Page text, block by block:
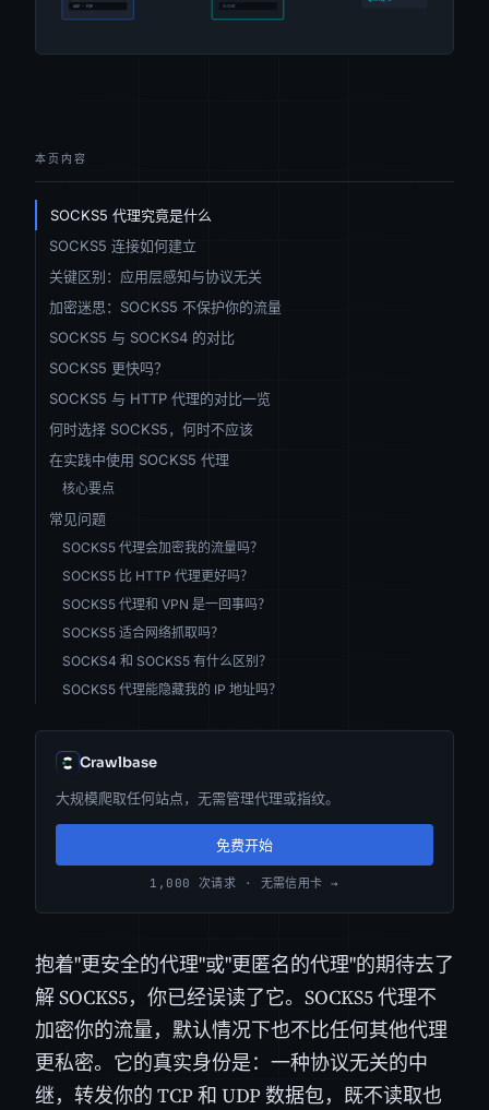
本页内容
SOCKS5 代理究竟是什么
SOCKS5 连接如何建立
关键区别：应用层感知与协议无关
加密迷思：SOCKS5 不保护你的流量
SOCKS5 与 SOCKS4 的对比
SOCKS5 更快吗？
SOCKS5 与 HTTP 代理的对比一览
何时选择 SOCKS5，何时不应该
在实践中使用 SOCKS5 代理
核心要点
常见问题
SOCKS5 代理会加密我的流量吗？
SOCKS5 比 HTTP 代理更好吗？
SOCKS5 代理和 VPN 是一回事吗？
SOCKS5 适合网络抓取吗？
SOCKS4 和 SOCKS5 有什么区别？
SOCKS5 代理能隐藏我的 IP 地址吗？
Crawlbase
大规模爬取任何站点，无需管理代理或指纹。
免费开始
1,000 次请求 · 无需信用卡 →
抱着"更安全的代理"或"更匿名的代理"的期待去了
解 SOCKS5，你已经误读了它。SOCKS5 代理不
加密你的流量，默认情况下也不比任何其他代理
更私密。它的真实身份是：一种协议无关的中
继，转发你的 TCP 和 UDP 数据包，既不读取也